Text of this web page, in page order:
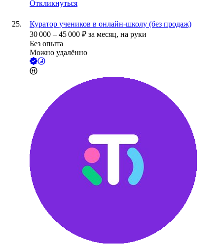
Откликнуться
Куратор учеников в онлайн-школу (без продаж)
30 000 – 45 000 ₽ за месяц, на руки
Без опыта
Можно удалённо